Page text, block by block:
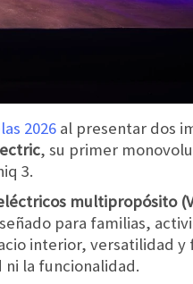
2026 al presentar dos
, su primer
3.
multipropósito
para familias,
interior, versatilidad
la funcionalidad.